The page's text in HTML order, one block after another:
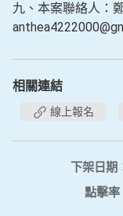
九、本案聯絡人：
相關連結
線上報名
下架日期
點擊率